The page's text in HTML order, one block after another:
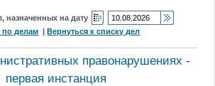
назначенных на дату
делам |Вернуться к списку дел
правонарушениях -
первая инстанция